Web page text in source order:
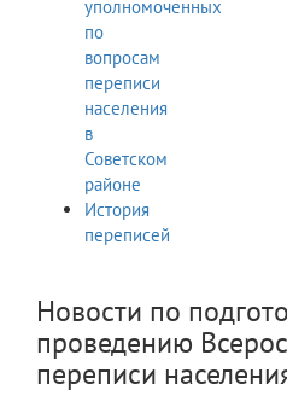
уполномоченных
по
вопросам
переписи
населения
в
Советском
районе
История
переписей
Новости по
проведению
переписи